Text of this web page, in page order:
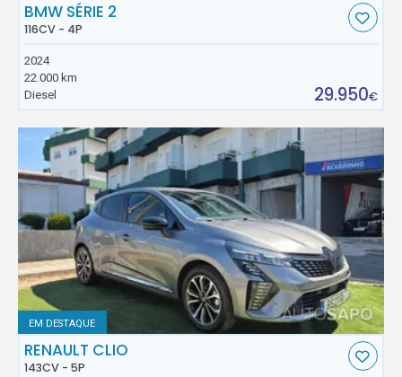
BMW SÉRIE 2
116CV - 4P
2024
22.000 km
Diesel
29.950€
EM DESTAQUE
RENAULT CLIO
143CV - 5P